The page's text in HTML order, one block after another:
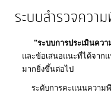
e-
Service
ระบบสำรวจควา
"ระบบการประเมินคว
และข้อเสนอแนะที่ได้จาก
มากยิ่งขึ้นต่อไป